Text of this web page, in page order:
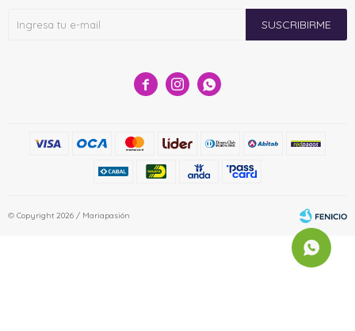
  
SUSCRIBIRME
© Copyright 2026 / Mariapasión